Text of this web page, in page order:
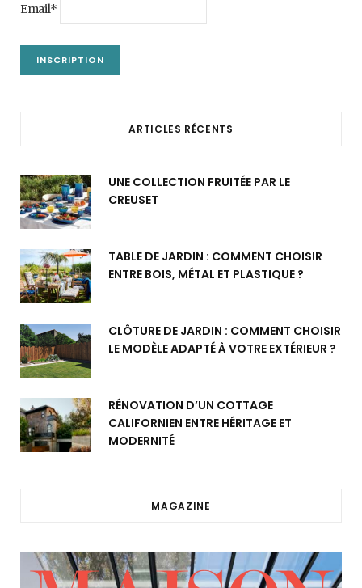
Email*
ARTICLES RÉCENTS
UNE COLLECTION FRUITÉE PAR LE
CREUSET
TABLE DE JARDIN : COMMENT CHOISIR
ENTRE BOIS, MÉTAL ET PLASTIQUE ?
CLÔTURE DE JARDIN : COMMENT CHOISIR
LE MODÈLE ADAPTÉ À VOTRE EXTÉRIEUR ?
RÉNOVATION D’UN COTTAGE
CALIFORNIEN ENTRE HÉRITAGE ET
MODERNITÉ
MAGAZINE